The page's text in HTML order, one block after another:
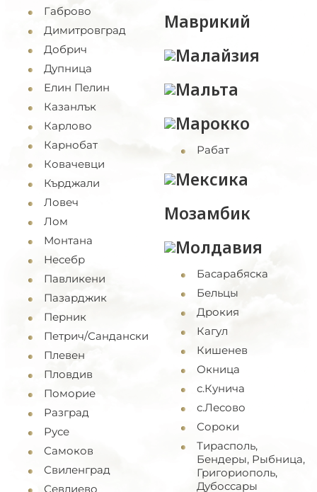
Габрово
Димитровград
Добрич
Дупница
Елин Пелин
Казанлък
Карлово
Карнобат
Ковачевци
Кърджали
Ловеч
Лом
Монтана
Несебр
Павликени
Пазарджик
Перник
Петрич/Сандански
Плевен
Пловдив
Поморие
Разград
Русе
Самоков
Свиленград
Севлиево
Маврикий
Малайзия
Мальта
Марокко
Рабат
Мексика
Мозамбик
Молдавия
Басарабяска
Бельцы
Дрокия
Кагул
Кишенев
Окница
с.Кунича
с.Лесово
Сороки
Тирасполь,
Бендеры, Рыбница,
Григориополь,
Дубоссары